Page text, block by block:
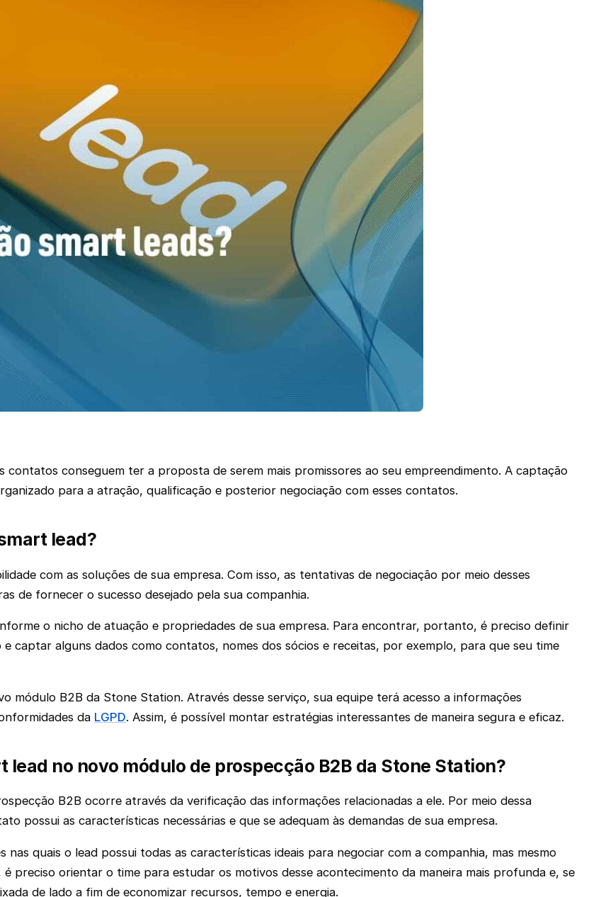
contatos conseguem ter a proposta de serem mais promissores ao seu empreendimento. A captação
para a atração, qualificação e posterior negociação com esses contatos.
lead?
com as soluções de sua empresa. Com isso, as tentativas de negociação por meio desses
de fornecer o sucesso desejado pela sua companhia.
o nicho de atuação e propriedades de sua empresa. Para encontrar, portanto, é preciso definir
e captar alguns dados como contatos, nomes dos sócios e receitas, por exemplo, para que seu time
módulo B2B da Stone Station. Através desse serviço, sua equipe terá acesso a informações
da LGPD. Assim, é possível montar estratégias interessantes de maneira segura e eficaz.
no novo módulo de prospecção B2B da Stone Station?
B2B ocorre através da verificação das informações relacionadas a ele. Por meio dessa
possui as características necessárias e que se adequam às demandas de sua empresa.
quais o lead possui todas as características ideais para negociar com a companhia, mas mesmo
preciso orientar o time para estudar os motivos desse acontecimento da maneira mais profunda e, se
de lado a fim de economizar recursos, tempo e energia.